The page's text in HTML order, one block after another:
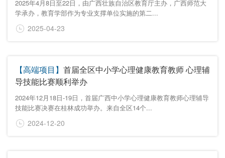
2025年4月8日至22日，由广西壮族自治区教育厅主办，广西师范大
学承办，教育学部作为专业支撑单位实施的第二...
2025-04-23
【高端项目】 首届全区中小学心理健康教育教师 心理辅
导技能比赛顺利举办
2024年12月18日-19日，首届广西中小学心理健康教育教师心理辅导
技能比赛决赛在桂林成功举办。来自全区14个...
2024-12-20